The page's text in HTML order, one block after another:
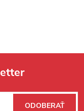
ODOBERAŤ